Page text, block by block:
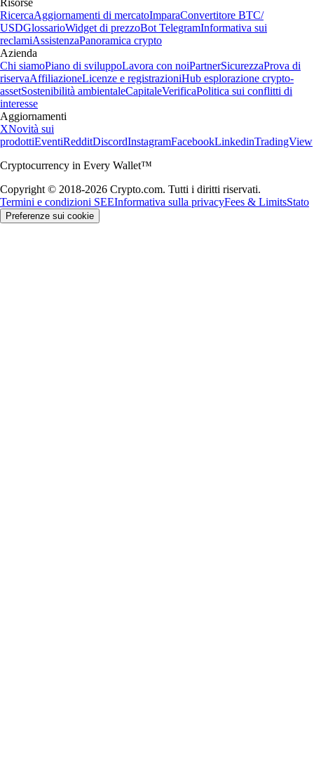
Risorse
RicercaAggiornamenti di mercatoImparaConvertitore BTC/
USDGlossarioWidget di prezzoBot TelegramInformativa sui
reclamiAssistenzaPanoramica crypto
Azienda
Chi siamoPiano di sviluppoLavora con noiPartnerSicurezzaProva di
riservaAffiliazioneLicenze e registrazioniHub esplorazione crypto-
assetSostenibilità ambientaleCapitaleVerificaPolitica sui conflitti di
interesse
Aggiornamenti
XNovità sui
prodottiEventiRedditDiscordInstagramFacebookLinkedinTradingView
Cryptocurrency in Every Wallet™
Copyright © 2018-2026 Crypto.com. Tutti i diritti riservati.
Termini e condizioni SEEInformativa sulla privacyFees & LimitsStato
Preferenze sui cookie